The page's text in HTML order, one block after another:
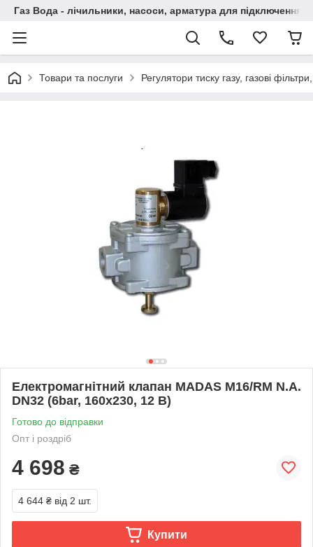
Газ Вода - лічильники, насоси, арматура для підключення,
Товари та послуги Регулятори тиску газу, газові фільтри,
Електромагнітний клапан MADAS M16/RM N.A.
DN32 (6bar, 160x230, 12 В)
Готово до відправки
Опт і роздріб
4 698 ₴
4 644 ₴ від 2 шт.
Купити